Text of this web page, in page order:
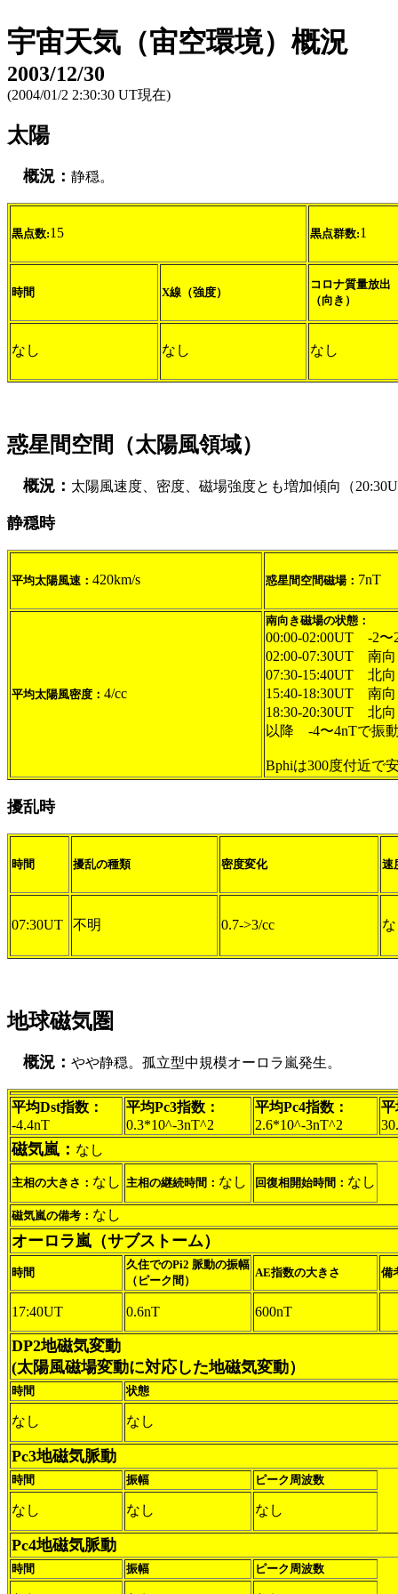
宇宙天気（宙空環境）概況
2003/12/30
(2004/01/2 2:30:30 UT現在)
太陽
概況： 静穏。
黒点数:15 黒点群数:1
時間 X線（強度）
コロナ質量放出
（向き）
なし なし なし
惑星間空間（太陽風領域）
概況： 太陽風速度、密度、磁場強度とも増加傾向（
静穏時
平均太陽風速： 420km/s 惑星間空間磁場： 7nT
平均太陽風密度： 4/cc
南向き磁場の状態：
00:00-02:00UT -2〜
02:00-07:30UT 南向
07:30-15:40UT 北
15:40-18:30UT 南
18:30-20:30UT 北
以降 -4〜4nTで振
Bphiは300度付近で
擾乱時
時間 擾乱の種類 密度変化 速
07:30UT 不明 0.7->3/cc
地球磁気圏
概況： やや静穏。孤立型中規模オーロラ嵐発生。
平均Dst指数：
-4.4nT
平均Pc3指数：
0.3*10^-3nT^2
平均Pc4指数：
2.6*10^-3nT^2
平
磁気嵐： なし
主相の大きさ： なし 主相の継続時間： なし 回復相開始時間： なし
磁気嵐の備考： なし
オーロラ嵐（サブストーム）
時間
久住でのPi2 脈動の振幅
（ピーク間）
AE指数の大きさ 備
17:40UT 0.6nT 600nT
DP2地磁気変動
(太陽風磁場変動に対応した地磁気変動）
時間 状態
なし なし
Pc3地磁気脈動
時間 振幅 ピーク周波数
なし なし なし
Pc4地磁気脈動
時間 振幅 ピーク周波数